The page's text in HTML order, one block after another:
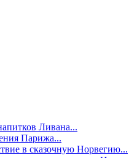
Ливана...
Парижа...
в сказочную Норвегию...